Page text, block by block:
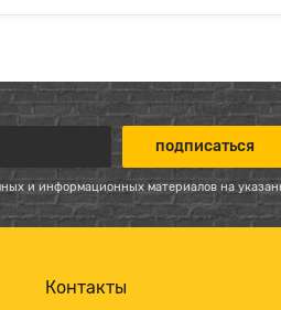
и информационных материалов на
Контакты